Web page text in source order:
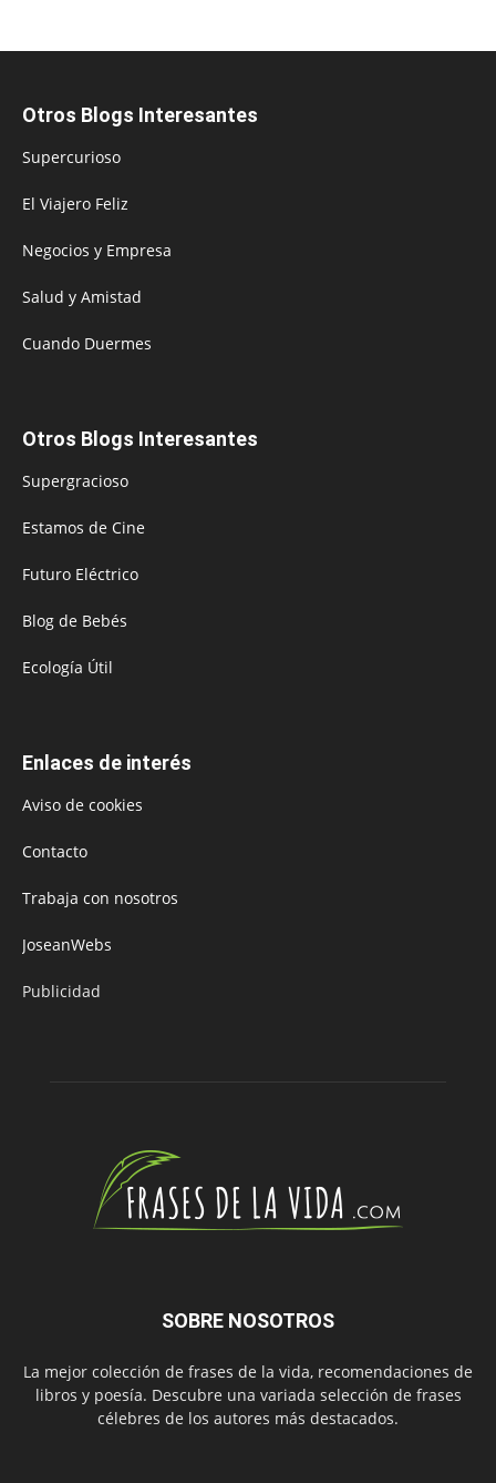
Otros Blogs Interesantes
Supercurioso
El Viajero Feliz
Negocios y Empresa
Salud y Amistad
Cuando Duermes
Otros Blogs Interesantes
Supergracioso
Estamos de Cine
Futuro Eléctrico
Blog de Bebés
Ecología Útil
Enlaces de interés
Aviso de cookies
Contacto
Trabaja con nosotros
JoseanWebs
Publicidad
SOBRE NOSOTROS
La mejor colección de frases de la vida, recomendaciones de
libros y poesía. Descubre una variada selección de frases
célebres de los autores más destacados.